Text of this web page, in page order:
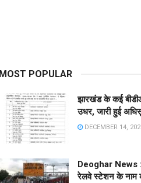
MOST POPULAR
झारखंड के कई
उधर, जारी हुई
DECEMBER 14,
Deoghar News
रेलवे स्टेशन के नाम